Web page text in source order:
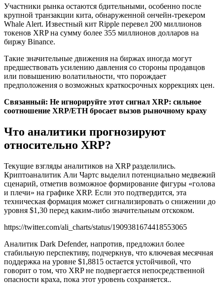
Участники рынка остаются бдительными, особенно после
крупной транзакции кита, обнаруженной ончейн-трекером
Whale Alert. Известный кит Ripple перевел 200 миллионов
токенов XRP на сумму более 355 миллионов долларов на
биржу Binance.
Такие значительные движения на биржах иногда могут
предшествовать усилению давления со стороны продавцов
или повышению волатильности, что порождает
предположения о возможных краткосрочных коррекциях цен.
Связанный: Не игнорируйте этот сигнал XRP: сильное
соотношение XRP/ETH бросает вызов рыночному краху
Что аналитики прогнозируют
относительно XRP?
Текущие взгляды аналитиков на XRP разделились.
Криптоаналитик Али Чартс выделил потенциально медвежий
сценарий, отметив возможное формирование фигуры «голова
и плечи» на графике XRP. Если это подтвердится, эта
техническая формация может сигнализировать о снижении до
уровня $1,30 перед каким-либо значительным отскоком.
https://twitter.com/ali_charts/status/1909381674418553065
Аналитик Dark Defender, напротив, предложил более
стабильную перспективу, подчеркнув, что ключевая месячная
поддержка на уровне $1,8815 остается устойчивой, что
говорит о том, что XRP не подвергается непосредственной
опасности краха, пока этот уровень сохраняется..